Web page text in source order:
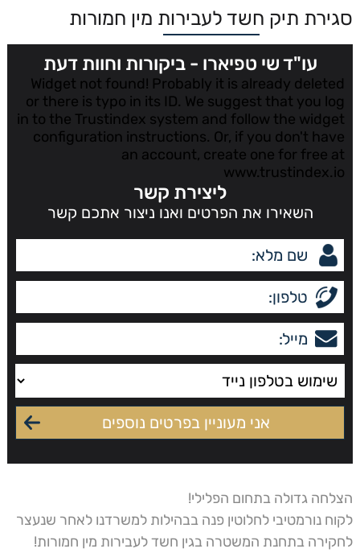
סגירת תיק חשד לעבירות מין חמורות
עו"ד שי טפיארו - ביקורות וחוות דעת
Widget not found! Probably it is already deleted
or there is typo in its ID. We suggest that you log
in to the Trustindex system and follow the widget
configuration instructions. Or, if you don't have
an account, create one for free at
www.trustindex.io
ליצירת קשר
השאירו את הפרטים ואנו ניצור אתכם קשר
הצלחה גדולה בתחום הפלילי!
לקוח נורמטיבי לחלוטין פנה בבהילות למשרדנו לאחר שנעצר
לחקירה בתחנת המשטרה בגין חשד לעבירות מין חמורות!